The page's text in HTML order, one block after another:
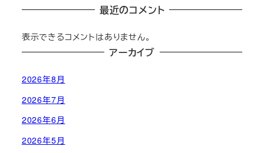
最近のコメント
表示できるコメントはありません。
アーカイブ
2026年8月
2026年7月
2026年6月
2026年5月